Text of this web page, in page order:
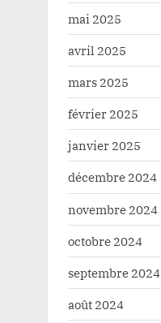
mai 2025
avril 2025
mars 2025
février 2025
janvier 2025
décembre 2024
novembre 2024
octobre 2024
septembre 2024
août 2024